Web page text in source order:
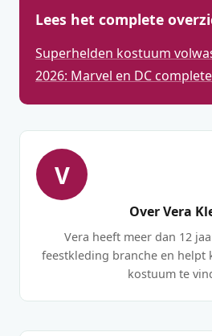
Lees het complete
Superhelden kostuum
2026: Marvel en DC
V
Over Vera
Vera heeft meer dan 12
feestkleding branche en helpt
kostuum te